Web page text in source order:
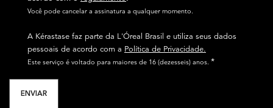
Você pode cancelar a assinatura a qualquer momento.​
A Kérastase faz parte da L'Óreal Brasil e utiliza seus dados
pessoais de acordo com a Política de Privacidade.
Este serviço é voltado para maiores de 16 (dezesseis) anos. *
ENVIAR